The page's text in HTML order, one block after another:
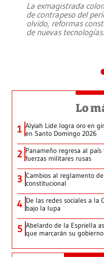
La exmagistrada
de contrapeso del
olvido, reformas
de nuevas tecnologías
Lo
1 Alyiah Lide logra oro en
en Santo Domingo 2026
2 Panameño regresa al
fuerzas militares rusas
3 Cambios al reglamento
constitucional
4 De las redes sociales a la
bajo la lupa
5 Abelardo de la Espriella
que marcarán su gobierno